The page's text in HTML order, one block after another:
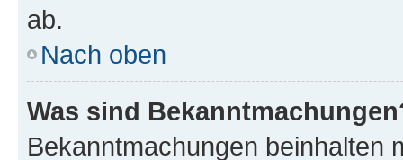
ab.
Nach oben
Was sind
Bekanntmachungen beinhalten